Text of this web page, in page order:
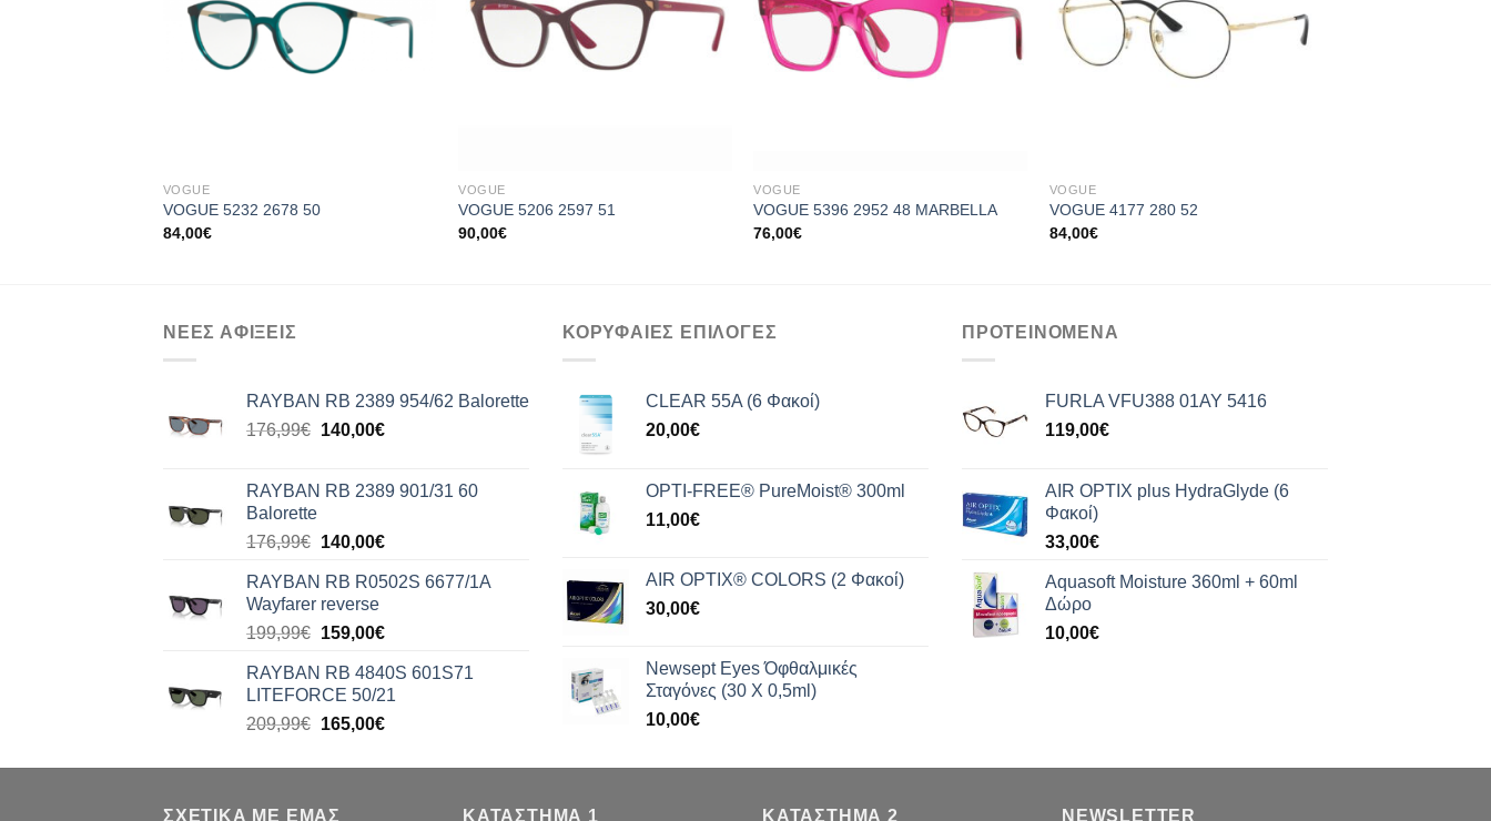
VOGUE
VOGUE 5232 2678 50
84,00€
VOGUE
VOGUE 5206 2597 51
90,00€
VOGUE
VOGUE 5396 2952 48 MARBELLA
76,00€
VOGUE
VOGUE 4177 280 52
84,00€
ΝΕΕΣ ΑΦΙΞΕΙΣ
RAYBAN RB 2389 954/62 Balorette
176,99€ Original
176,99€.
140,00€Η
είναι:
RAYBAN RB 2389 901/31 60
Balorette
176,99€ Original
was:
176,99€.
140,00€Η
τιμή
140,00€.
RAYBAN RB R0502S 6677/1A
Wayfarer reverse
199,99€ Original
was:
199,99€.
159,00€Η
τιμή
είναι:
159,00€.
RAYBAN RB 4840S 601S71
LITEFORCE 50/21
209,99€ Original
was:
165,00€Η
τιμή
ΚΟΡΥΦΑΙΕΣ ΕΠΙΛΟΓΕΣ
CLEAR 55A (6 Φακοί)
20,00€
OPTI-FREE® PureMoist® 300ml
11,00€
AIR OPTIX® COLORS (2 Φακοί)
30,00€
Newsept Eyes Όφθαλμικές
Σταγόνες (30 Χ 0,5ml)
10,00€
ΠΡΟΤΕΙΝΟΜΕΝΑ
FURLA VFU388 01AY 5416
119,00€
AIR OPTIX plus HydraGlyde (6
Φακοί)
33,00€
Aquasoft Moisture 360ml + 60ml
Δώρο
10,00€
ΣΧΕΤΙΚΑ ΜΕ ΕΜΑΣ ΚΑΤΑΣΤΗΜΑ 1 ΚΑΤΑΣΤΗΜΑ 2 NEWSLETTER